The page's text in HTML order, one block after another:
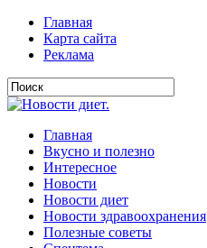
Главная
Карта сайта
Реклама
Главная
Вкусно и полезно
Интересное
Новости
Новости диет
Новости здравоохранения
Полезные советы